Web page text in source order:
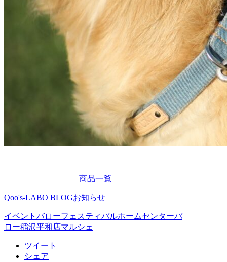
商品一覧
Qoo's-LABO BLOGお知らせ
イベント バローフェスティバルホームセンターバ
ロー稲沢平和店マルシェ
ツイート
シェア